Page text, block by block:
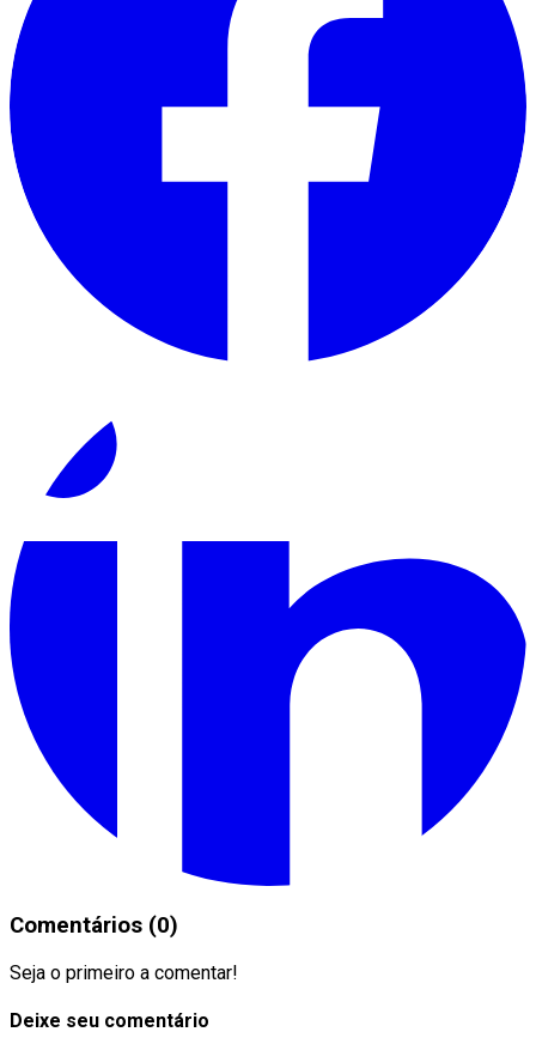
Comentários (0)
Seja o primeiro a comentar!
Deixe seu comentário